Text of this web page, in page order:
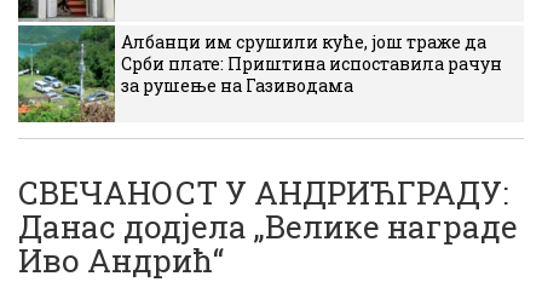
Албанци им срушили куће, још траже да
Срби плате: Приштина испоставила рачун
за рушење на Газиводама
СВЕЧАНОСТ У АНДРИЋГРАДУ:
Данас додјела „Велике награде
Иво Андрић“